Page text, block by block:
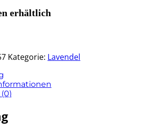
erhältlich
Kategorie: Lavendel